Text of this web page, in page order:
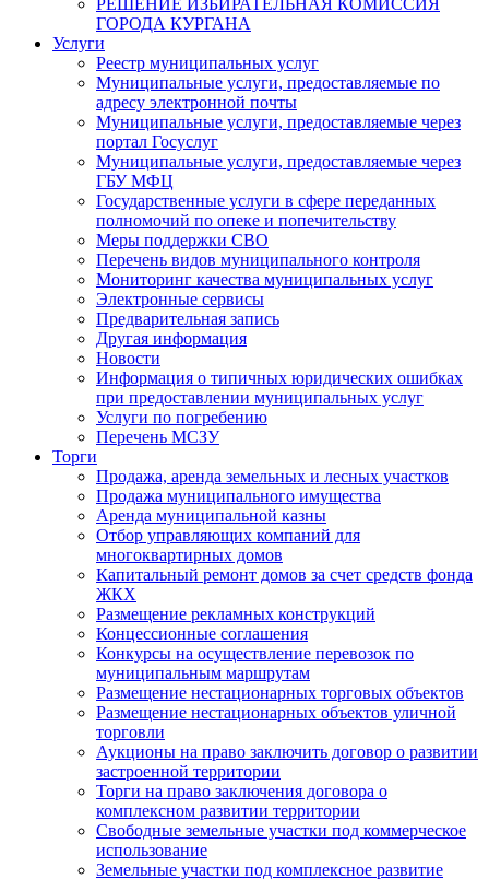
РЕШЕНИЕ ИЗБИРАТЕЛЬНАЯ КОМИССИЯ
ГОРОДА КУРГАНА
Услуги
Реестр муниципальных услуг
Муниципальные услуги, предоставляемые по
адресу электронной почты
Муниципальные услуги, предоставляемые через
портал Госуслуг
Муниципальные услуги, предоставляемые через
ГБУ МФЦ
Государственные услуги в сфере переданных
полномочий по опеке и попечительству
Меры поддержки СВО
Перечень видов муниципального контроля
Мониторинг качества муниципальных услуг
Электронные сервисы
Предварительная запись
Другая информация
Новости
Информация о типичных юридических ошибках
при предоставлении муниципальных услуг
Услуги по погребению
Перечень МСЗУ
Торги
Продажа, аренда земельных и лесных участков
Продажа муниципального имущества
Аренда муниципальной казны
Отбор управляющих компаний для
многоквартирных домов
Капитальный ремонт домов за счет средств фонда
ЖКХ
Размещение рекламных конструкций
Концессионные соглашения
Конкурсы на осуществление перевозок по
муниципальным маршрутам
Размещение нестационарных торговых объектов
Размещение нестационарных объектов уличной
торговли
Аукционы на право заключить договор о развитии
застроенной территории
Торги на право заключения договора о
комплексном развитии территории
Свободные земельные участки под коммерческое
использование
Земельные участки под комплексное развитие